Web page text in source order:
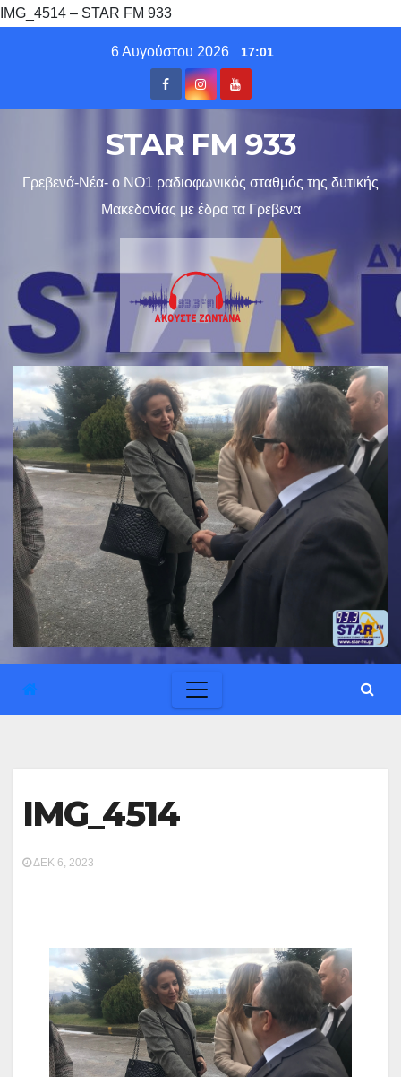
IMG_4514 – STAR FM 933
6 Αυγούστου 2026 17:01
STAR FM 933
Γρεβενά-Νέα- ο ΝΟ1 ραδιοφωνικός σταθμός της δυτικής
Μακεδονίας με έδρα τα Γρεβενα
IMG_4514
ΔΕΚ 6, 2023